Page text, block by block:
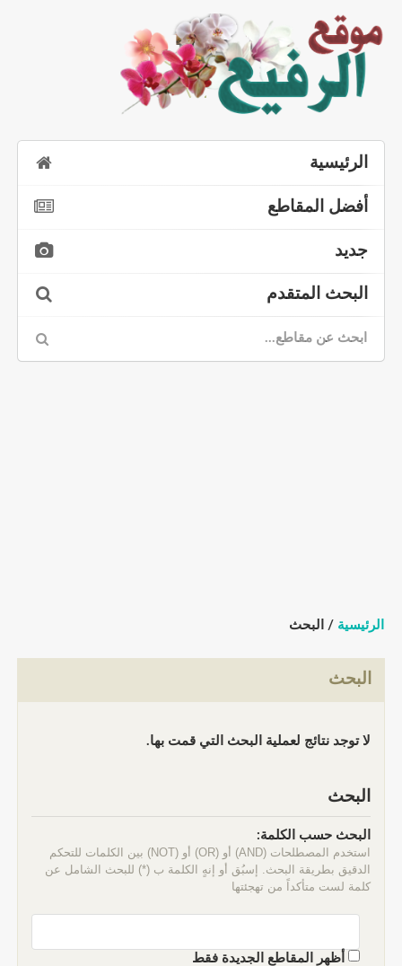
الرئيسية
أفضل المقاطع
جديد
البحث المتقدم
الرئيسية / البحث
البحث
لا توجد نتائج لعملية البحث التي قمت بها.
البحث
البحث حسب الكلمة:
استخدم المصطلحات (AND) أو (OR) أو (NOT) بين الكلمات للتحكم
الدقيق بطريقة البحث. إسبُق أو إنهٍ الكلمة ب (*) للبحث الشامل عن
كلمة لست متأكداً من تهجئتها
أظهر المقاطع الجديدة فقط